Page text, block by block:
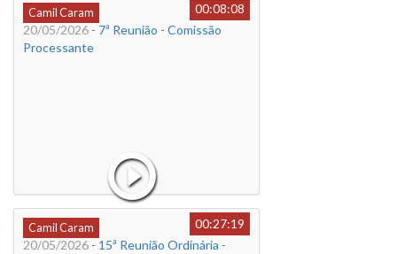
Camil Caram
00:08:08
20/05/2026 - 7ª Reunião - Comissão
Processante
Camil Caram
00:27:19
20/05/2026 - 15ª Reunião Ordinária -